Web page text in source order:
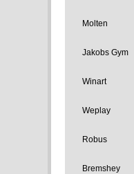
Molten
Jakobs Gym
Winart
Weplay
Robus
Bremshey